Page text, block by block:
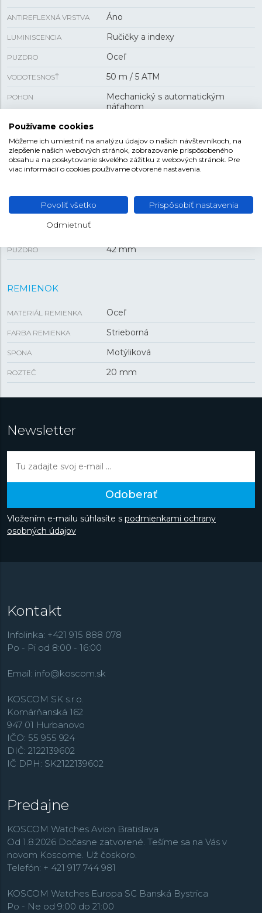
ANTIREFLEXNÁ VRSTVA Áno
LUMINISCENCIA Ručičky a indexy
PUZDRO Oceľ
VODOTESNOSŤ 50 m / 5 ATM
POHON
Mechanický s automatickým
náťahom
KALIBER STROJA
REZERVA CHODU 80 h
PRIEHĽADNÉ VIEČKO Áno
VEĽKOSŤ
PUZDRO 42 mm
REMIENOK
MATERIÁL REMIENKA Oceľ
FARBA REMIENKA Strieborná
SPONA Motýliková
ROZTEČ 20 mm
Newsletter
Odoberať
Vložením e-mailu súhlasíte s podmienkami ochrany
osobných údajov
Kontakt
Infolinka: +421 915 888 078
Po - Pi od 8:00 - 16:00
Email: info@koscom.sk
KOSCOM SK s.r.o.
Komárňanská 162
947 01 Hurbanovo
IČO: 55 955 924
DIČ: 2122139602
IČ DPH: SK2122139602
Predajne
KOSCOM Watches Avion Bratislava
Od 1.8.2026 Dočasne zatvorené. Tešíme sa na Vás v
novom Koscome. Už čoskoro.
Telefón: + 421 917 744 981
KOSCOM Watches Europa SC Banská Bystrica
Po - Ne od 9:00 do 21:00
Používame cookies
Môžeme ich umiestniť na analýzu údajov o našich návštevníkoch, na
zlepšenie našich webových stránok, zobrazovanie prispôsobeného
obsahu a na poskytovanie skvelého zážitku z webových stránok. Pre
viac informácií o cookies používame otvorené nastavenia.
Povoliť všetko Prispôsobiť nastavenia
Odmietnuť